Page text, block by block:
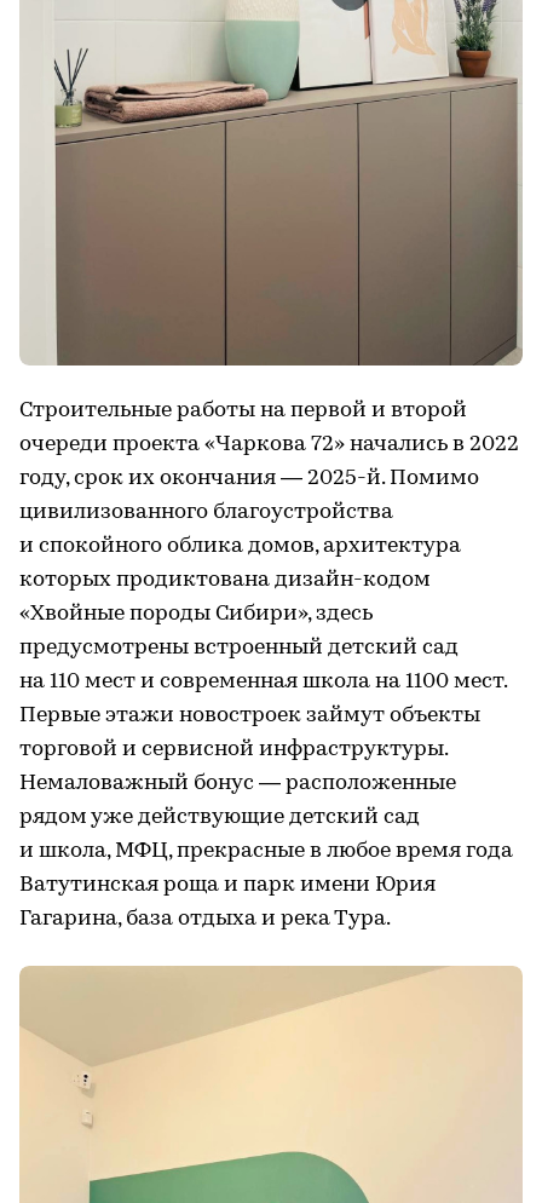
Строительные работы на первой и второй
очереди проекта «Чаркова 72» начались в 2022
году, срок их окончания — 2025-й. Помимо
цивилизованного благоустройства
и спокойного облика домов, архитектура
которых продиктована дизайн-кодом
«Хвойные породы Сибири», здесь
предусмотрены встроенный детский сад
на 110 мест и современная школа на 1100 мест.
Первые этажи новостроек займут объекты
торговой и сервисной инфраструктуры.
Немаловажный бонус — расположенные
рядом уже действующие детский сад
и школа, МФЦ, прекрасные в любое время года
Ватутинская роща и парк имени Юрия
Гагарина, база отдыха и река Тура.